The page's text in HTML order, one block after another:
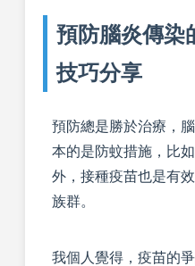
預防腦炎傳染
技巧分享
預防總是勝於治療，
本的是防蚊措施，比
外，接種疫苗也是有
族群。
我個人覺得，疫苗的